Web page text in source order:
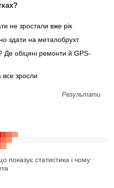
не зростали вже рік
здати на металобрухт
Де обіцяні ремонти й GPS-
зросли
Результати
показує статистика і чому